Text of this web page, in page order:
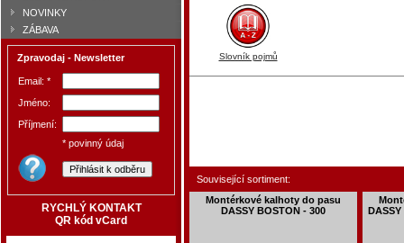
NOVINKY
ZÁBAVA
Zpravodaj - Newsletter
Email: *
Jméno:
Příjmení:
* povinný údaj
RYCHLÝ KONTAKT
QR kód vCard
Slovník pojmů
Související sortiment:
Montérkové kalhoty do pasu
DASSY BOSTON - 300